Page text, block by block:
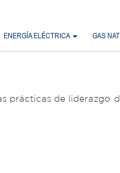
ENERGÍA ELÉCTRICA GAS
prácticas de liderazgo